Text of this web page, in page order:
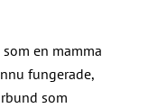
en mamma
fungerade,
som